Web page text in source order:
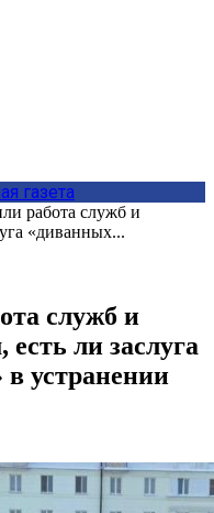
газета
работа служб и
«диванных...
служб и
ли заслуга
в устранении